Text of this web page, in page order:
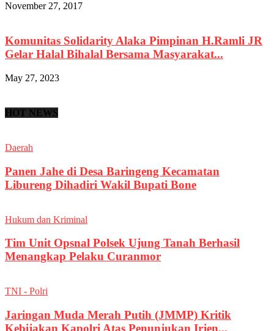
November 27, 2017
Komunitas Solidarity Alaka Pimpinan H.Ramli JR
Gelar Halal Bihalal Bersama Masyarakat...
May 27, 2023
HOT NEWS
Daerah
Panen Jahe di Desa Baringeng Kecamatan
Libureng Dihadiri Wakil Bupati Bone
Hukum dan Kriminal
Tim Unit Opsnal Polsek Ujung Tanah Berhasil
Menangkap Pelaku Curanmor
TNI - Polri
Jaringan Muda Merah Putih (JMMP) Kritik
Kebijakan Kapolri Atas Penunjukan Irjen...